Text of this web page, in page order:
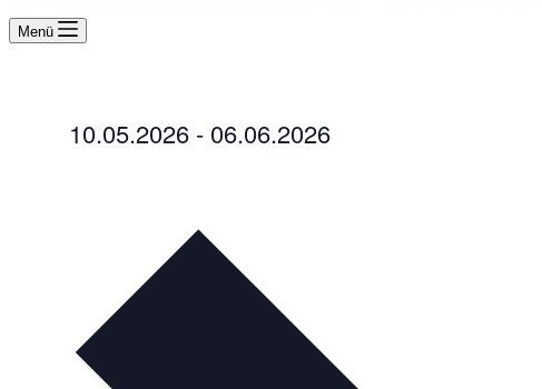
Menü
Veranstaltungen
10.05.2026 - 06.06.2026